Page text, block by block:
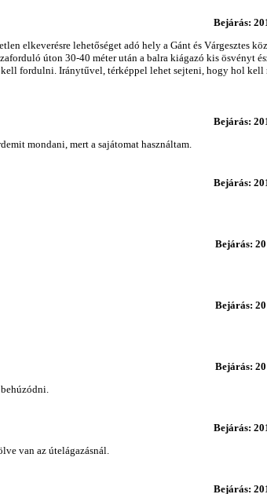
Bejárás:
elkeverésre lehetőséget adó hely a Gánt és Várgesztes
úton 30-40 méter után a balra kiágazó kis ösvényt
fordulni. Iránytűvel, térképpel lehet sejteni, hogy hol kell
Bejárás:
mondani, mert a sajátomat használtam.
Bejárás:
Bejárás:
Bejárás:
Bejárás:
Bejárás:
van az útelágazásnál.
Bejárás: